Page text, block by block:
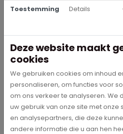
Beschrijving
Op zoek naar een leuke quote voor
Toestemming Details
Deze website maakt
cookies
We gebruiken cookies om inhoud
personaliseren, om functies voor
om ons verkeer te analyseren. We
uw gebruik van onze site met
en analysepartners, die deze
andere informatie die u aan hen